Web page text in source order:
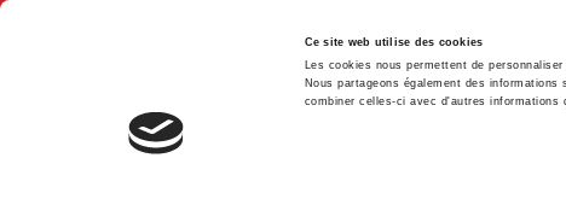
Ce site web utilise des cookies
Les cookies nous permettent de
Nous partageons également des
combiner celles-ci avec d'autres
Home